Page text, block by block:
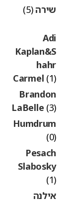
שירה(5)
Kaplan&S
hahr
Carmel
Brandon
LaBelle
Humdrum
Pesach
Slabosky
אילנה